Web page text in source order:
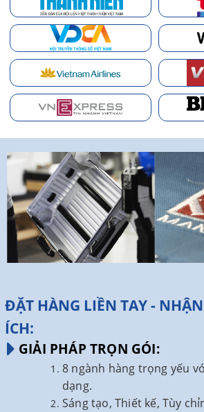
ĐẶT HÀNG LIỀN TAY -
ÍCH:
GIẢI PHÁP TRỌN GÓI:
8 ngành hàng trọng yếu
dạng.
Sáng tạo, Thiết kế, Tùy